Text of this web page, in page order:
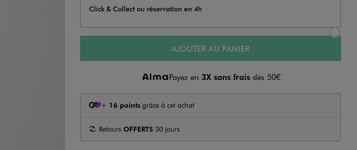
Click & Collect ou réservation en 4h
AJOUTER AU PANIER
Payez en 3X sans fraisdès 50€
+ 16 pointsgrâce à cet achat
Retours OFFERTS 30 jours